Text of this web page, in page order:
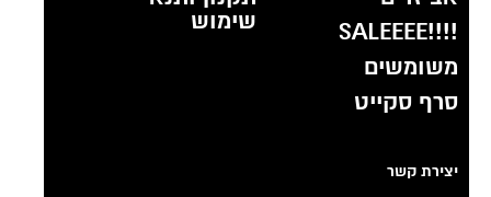
!!!!SALEEEE
משומשים
סרף סקייט
שימוש
יצירת קשר